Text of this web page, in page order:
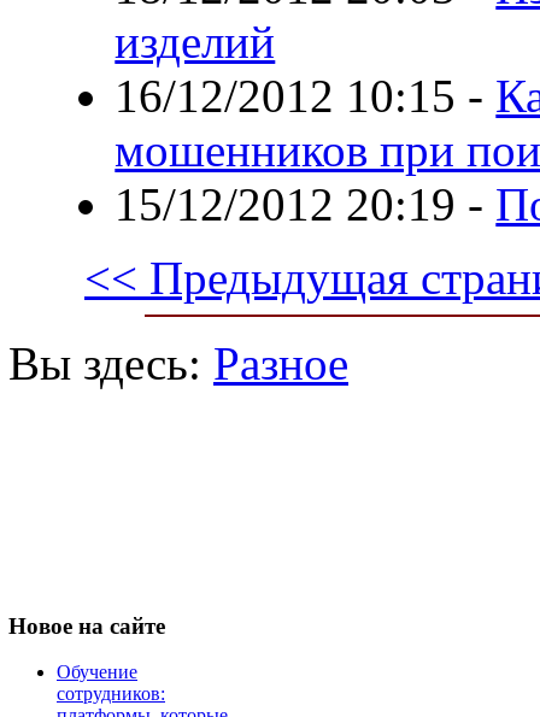
изделий
16/12/2012 10:15 -
мошенников при
15/12/2012 20:19 -
<< Предыдущая
Вы здесь: Разное
Новое на сайте
Обучение
сотрудников: